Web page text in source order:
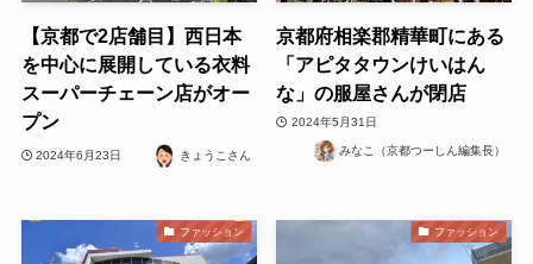
【京都で2店舗目】西日本
を中心に展開している衣料
スーパーチェーン店がオー
プン
2024年6月23日 きょうこさん
京都府相楽郡精華町にある
「アピタタウンけいはん
な」の服屋さんが閉店
2024年5月31日
みなこ（京都つーしん編集長）
ファッション ファッション